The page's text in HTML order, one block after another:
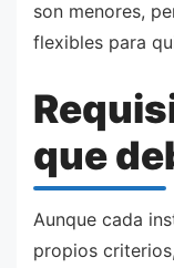
son menores,
flexibles para
que
Aunque cada
propios